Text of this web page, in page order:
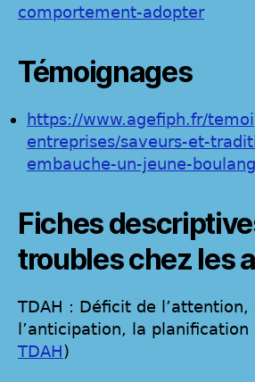
comportement-adopter
Témoignages
https://www.agefiph.fr/
entreprises/saveurs-et-
embauche-un-jeune-
Fiches
troubles chez les
TDAH : Déficit de l’attention,
l’anticipation, la planification
TDAH)